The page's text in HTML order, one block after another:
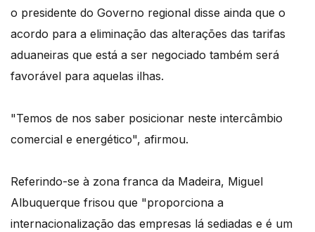
o presidente do Governo regional disse ainda que o
acordo para a eliminação das alterações das tarifas
aduaneiras que está a ser negociado também será
favorável para aquelas ilhas.
"Temos de nos saber posicionar neste intercâmbio
comercial e energético", afirmou.
Referindo-se à zona franca da Madeira, Miguel
Albuquerque frisou que "proporciona a
internacionalização das empresas lá sediadas e é um